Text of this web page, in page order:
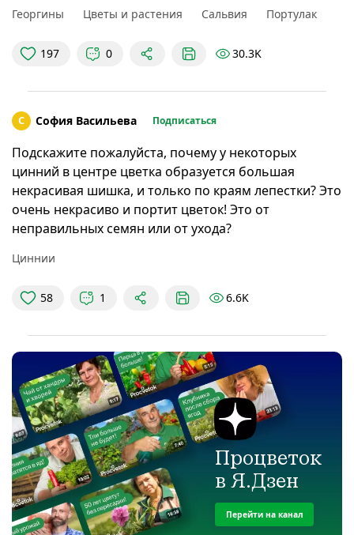
00:00Вступление
Георгины
Цветы и растения Сальвия Портулак
197 0 30.3K
С София Васильева Подписаться
Подскажите пожалуйста, почему у некоторых
цинний в центре цветка образуется большая
некрасивая шишка, и только по краям лепестки? Это
очень некрасиво и портит цветок! Это от
неправильных семян или от ухода?
Циннии
58 1 6.6K
Процветок
в Я.Дзен
Перейти на канал